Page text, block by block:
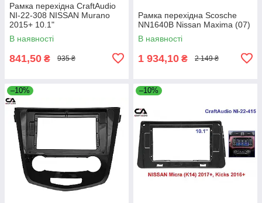
Рамка перехідна CraftAudio
NI-22-308 NISSAN Murano
2015+ 10.1"
В наявності
841,50 ₴ 935 ₴
Рамка перехідна Scosche
NN1640B Nissan Maxima (07)
В наявності
1 934,10 ₴ 2 149 ₴
–10% –10%